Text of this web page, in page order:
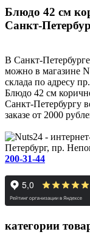
Блюдо 42 см
Санкт-
В Санкт-
можно в магазине
склада по адресу
Блюдо 42 см
Санкт-Петербургу
заказе от 2000
Петербург, пр.
200-31-44
категории